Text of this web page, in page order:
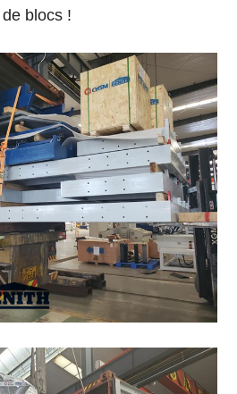
de blocs !